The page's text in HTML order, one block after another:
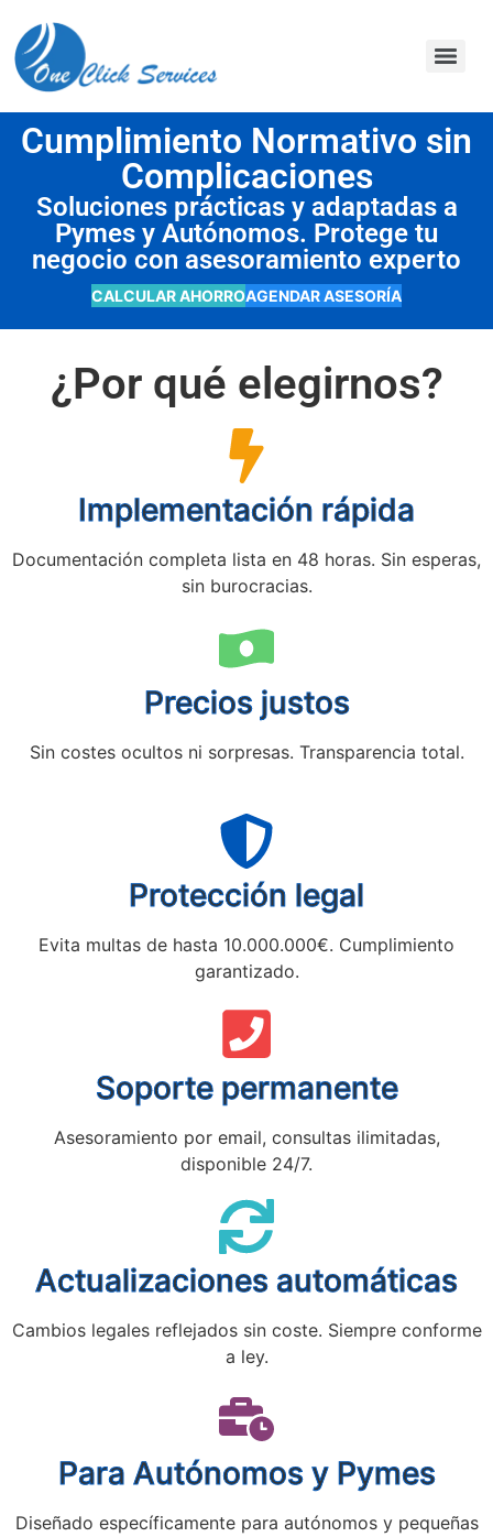
Cumplimiento Normativo sin
Complicaciones
Soluciones prácticas y adaptadas a
Pymes y Autónomos. Protege tu
negocio con asesoramiento experto
CALCULAR AHORROAGENDAR ASESORÍA
¿Por qué elegirnos?
Implementación rápida
Documentación completa lista en 48 horas. Sin esperas,
sin burocracias.
Precios justos
Sin costes ocultos ni sorpresas. Transparencia total.
Protección legal
Evita multas de hasta 10.000.000€. Cumplimiento
garantizado.
Soporte permanente
Asesoramiento por email, consultas ilimitadas,
disponible 24/7.
Actualizaciones automáticas
Cambios legales reflejados sin coste. Siempre conforme
a ley.
Para Autónomos y Pymes
Diseñado específicamente para autónomos y pequeñas